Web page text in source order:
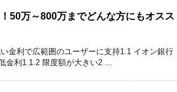
50万～800万までどんな方にもオスス
金利で広範囲のユーザーに支持1.1 イオン銀行
金利1.1.2 限度額が大きい2 ...